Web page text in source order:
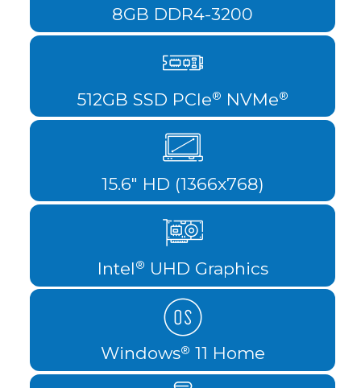
8GB DDR4-3200
512GB SSD PCIe® NVMe®
15.6" HD (1366x768)
Intel® UHD Graphics
Windows® 11 Home